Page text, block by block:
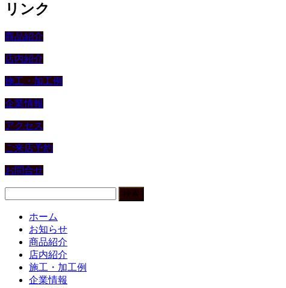
リンク
商品紹介
店内紹介
施工・加工例
企業情報
アクセス
ご来店予約
お問合せ
ホーム
お知らせ
商品紹介
店内紹介
施工・加工例
企業情報